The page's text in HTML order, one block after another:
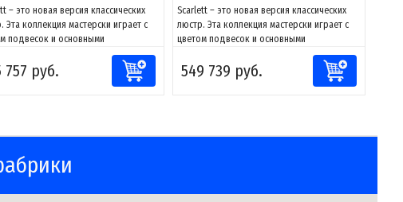
– это новая версия классических
Эта коллекция мастерски играет с
подвесок и основными
формами, создавая
проекции теней и оттенков.
того, светильник обладает
757 руб.
Scarlett – это новая версия классических
люстр. Эта коллекция мастерски играет с
цветом подвесок и основными
геометрическими формами, создавая
элегантные проекции теней и оттенков.
Кроме того, светильник обладает
549 739 руб.